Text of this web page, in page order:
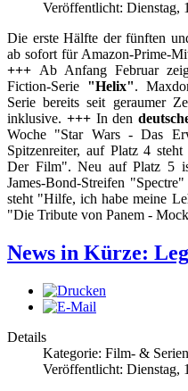
Veröffentlicht: Dienstag,
Die erste Hälfte der fünften
ab sofort für Amazon-Prime-
+++ Ab Anfang Februar
Fiction-Serie "Helix".
Serie bereits seit geraumer
inklusive. +++ In den
Woche "Star Wars - Das
Spitzenreiter, auf Platz 4
Der Film". Neu auf Platz 5
James-Bond-Streifen
steht "Hilfe, ich habe meine
"Die Tribute von Panem -
News in Kürze:
Details
Kategorie: Film- &
Veröffentlicht: Dienstag,